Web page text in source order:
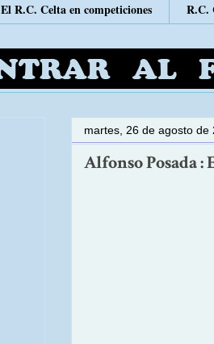
El R.C. Celta en competiciones R.C.
martes, 26 de agosto de
Alfonso Posada